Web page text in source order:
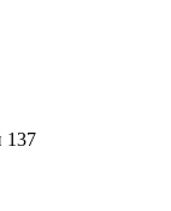
137